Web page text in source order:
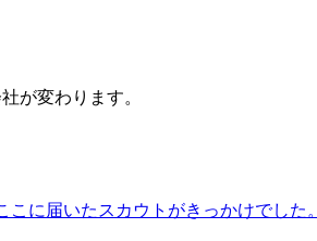
が変わります。
に届いたスカウトがきっかけでした。